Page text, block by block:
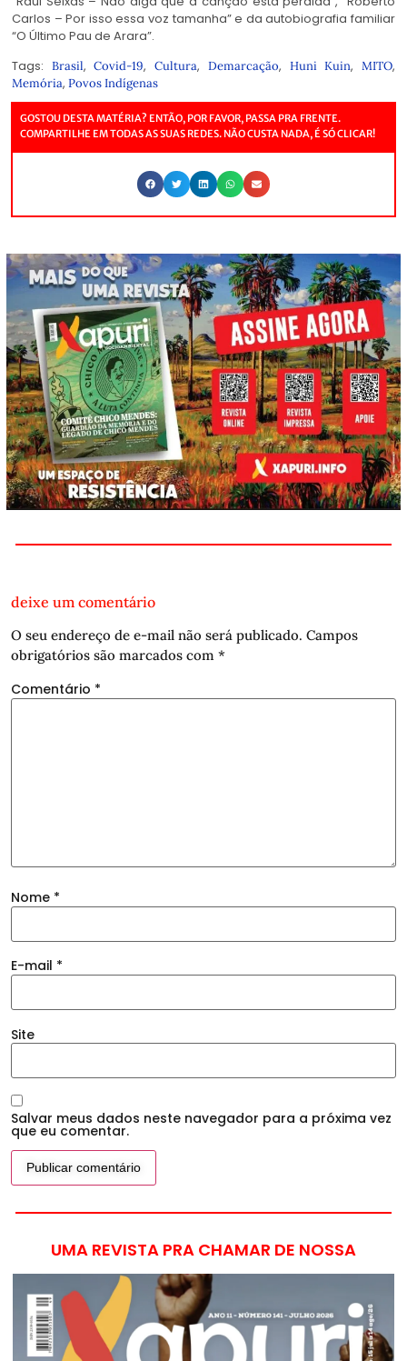
Carlos – Por isso essa voz tamanha” e da autobiografia familiar
“O Último Pau de Arara”.
Tags: Brasil,Covid-19,Cultura, Demarcação, Huni Kuin,MITO,
Memória, Povos Indígenas
GOSTOU DESTA MATÉRIA? ENTÃO, POR FAVOR, PASSA PRA FRENTE.
COMPARTILHE EM TODAS AS SUAS REDES. NÃO CUSTA NADA, É SÓ CLICAR!
deixe um comentário
O seu endereço de e-mail não será publicado. Campos
obrigatórios são marcados com *
Comentário *
Nome *
E-mail *
Site
Salvar meus dados neste navegador para a próxima vez
que eu comentar.
UMA REVISTA PRA CHAMAR DE NOSSA